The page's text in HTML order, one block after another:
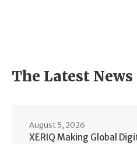
The Latest News
XERIQ Making Global
August 5, 2026